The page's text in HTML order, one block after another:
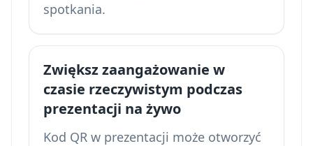
spotkania.
Zwiększ zaangażowanie w
czasie rzeczywistym podczas
prezentacji na żywo
Kod QR w prezentacji może otworzyć